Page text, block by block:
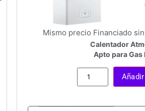
Mismo precio Financiado
Calentador
Apto para Gas